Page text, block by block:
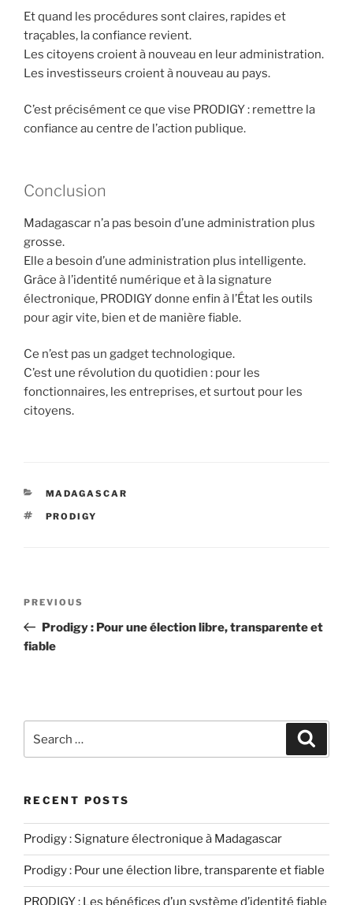
Et quand les procédures sont claires, rapides et
traçables, la confiance revient.
Les citoyens croient à nouveau en leur administration.
Les investisseurs croient à nouveau au pays.
C’est précisément ce que vise PRODIGY : remettre la
confiance au centre de l’action publique.
Conclusion
Madagascar n’a pas besoin d’une administration plus
grosse.
Elle a besoin d’une administration plus intelligente.
Grâce à l’identité numérique et à la signature
électronique, PRODIGY donne enfin à l’État les outils
pour agir vite, bien et de manière fiable.
Ce n’est pas un gadget technologique.
C’est une révolution du quotidien : pour les
fonctionnaires, les entreprises, et surtout pour les
citoyens.
CATEGORIES
MADAGASCAR
TAGS
PRODIGY
Previous
Post
PREVIOUS
Prodigy : Pour une élection libre, transparente et
fiable
for:
RECENT POSTS
Prodigy : Signature électronique à Madagascar
Prodigy : Pour une élection libre, transparente et fiable
PRODIGY : Les bénéfices d’un système d’identité fiable